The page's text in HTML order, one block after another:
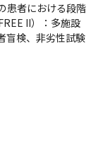
患者における段階
II）：多施設
盲検、非劣性試験